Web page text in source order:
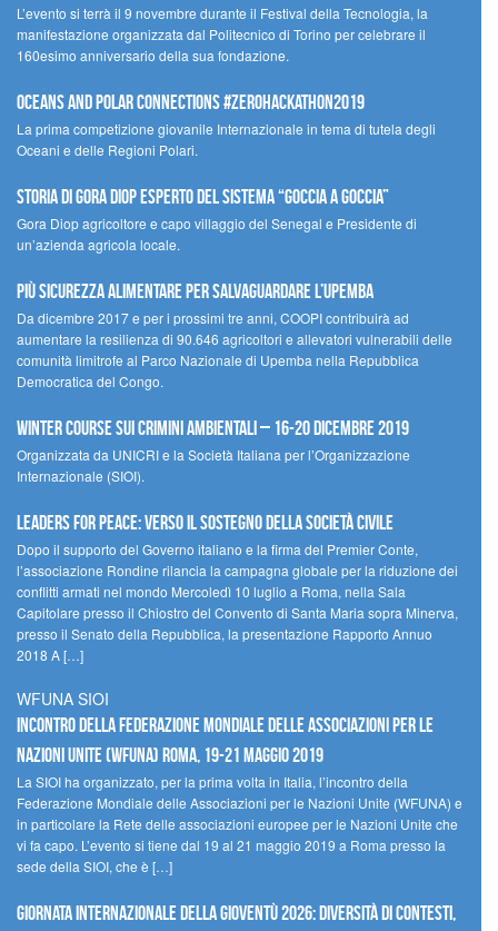
L’evento si terrà il 9 novembre durante il Festival della Tecnologia, la
manifestazione organizzata dal Politecnico di Torino per celebrare il
160esimo anniversario della sua fondazione.
Oceans and Polar Connections #ZEROHackathon2019
La prima competizione giovanile Internazionale in tema di tutela degli
Oceani e delle Regioni Polari.
STORIA DI GORA DIOP ESPERTO DEL SISTEMA “GOCCIA A GOCCIA”
Gora Diop agricoltore e capo villaggio del Senegal e Presidente di
un’azienda agricola locale.
Più sicurezza alimentare per salvaguardare l’Upemba
Da dicembre 2017 e per i prossimi tre anni, COOPI contribuirà ad
aumentare la resilienza di 90.646 agricoltori e allevatori vulnerabili delle
comunità limitrofe al Parco Nazionale di Upemba nella Repubblica
Democratica del Congo.
Winter Course sui Crimini Ambientali – 16-20 Dicembre 2019
Organizzata da UNICRI e la Società Italiana per l’Organizzazione
Internazionale (SIOI).
Leaders for peace: verso il sostegno della società civile
Dopo il supporto del Governo italiano e la firma del Premier Conte,
l’associazione Rondine rilancia la campagna globale per la riduzione dei
conflitti armati nel mondo Mercoledì 10 luglio a Roma, nella Sala
Capitolare presso il Chiostro del Convento di Santa Maria sopra Minerva,
presso il Senato della Repubblica, la presentazione Rapporto Annuo
2018 A […]
WFUNA SIOI
Incontro della Federazione Mondiale delle Associazioni per le
Nazioni Unite (WFUNA) Roma, 19-21 maggio 2019
La SIOI ha organizzato, per la prima volta in Italia, l’incontro della
Federazione Mondiale delle Associazioni per le Nazioni Unite (WFUNA) e
in particolare la Rete delle associazioni europee per le Nazioni Unite che
vi fa capo. L’evento si tiene dal 19 al 21 maggio 2019 a Roma presso la
sede della SIOI, che è […]
GIORNATA INTERNAZIONALE DELLA GIOVENTÙ 2026: DIVERSITÀ DI CONTESTI,